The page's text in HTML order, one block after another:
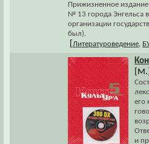
Прижизненное
№ 13 города Энгельса
организации
был).
Литературоведение,
его
и